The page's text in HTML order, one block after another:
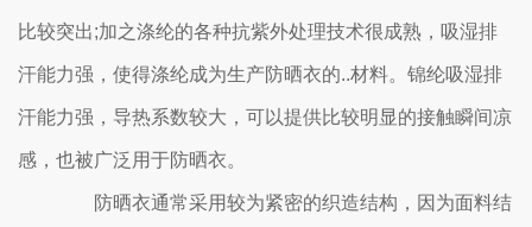
比较突出;加之涤纶的各种抗紫外处理技术很成熟，吸湿排
汗能力强，使得涤纶成为生产防晒衣的..材料。锦纶吸湿排
汗能力强，导热系数较大，可以提供比较明显的接触瞬间凉
感，也被广泛用于防晒衣。
防晒衣通常采用较为紧密的织造结构，因为面料结